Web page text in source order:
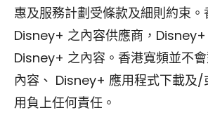
惠及服務計劃受條款及細則約束
Disney+ 之內容供應商，
Disney+ 之內容。香港寬頻並不
內容、 Disney+ 應用程式下載及
用負上任何責任。